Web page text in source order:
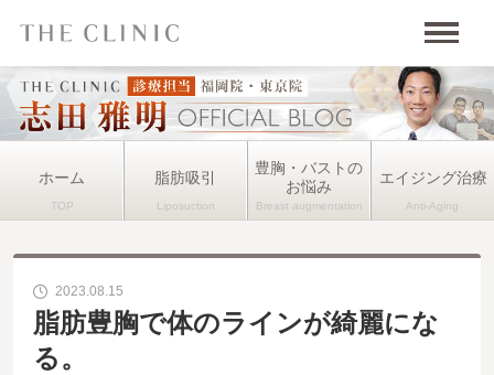
ホーム 脂肪吸引
豊胸・バストの
お悩み
エイジング治療
2023.08.15
脂肪豊胸で体のラインが綺麗にな
る。